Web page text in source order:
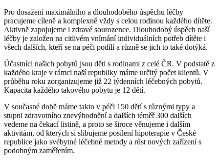
Pro dosažení maximálního a dlouhodobého úspěchu léčby
pracujeme cíleně a komplexně vždy s celou rodinou každého dítěte.
Aktivně zapojujeme i zdravé sourozence. Dlouhodobý úspěch naší
léčby je založen na citlivém vnímání individuálních potřeb dítěte i
všech dalších, kteří se na péči podílí a různě se jich to také dotýká.
Účastníci našich pobytů jsou děti s rodinami z celé ČR. V podstatě z
každého kraje v rámci naší republiky máme určitý počet klientů. V
průběhu roku zorganizujeme již 22 týdenních léčebných pobytů.
Kapacita každého takového pobytu je 12 dětí.
V současné době máme takto v péči 150 dětí s různými typy a
stupni zdravotního znevýhodnění a dalších téměř 300 dalších
vedeme na čekací listině, a proto se široce věnujeme i dalším
aktivitám, od kterých si slibujeme posílení hipoterapie v České
republice jako svébytné léčebné metody a růst nových zařízení s
podobným zaměřením.